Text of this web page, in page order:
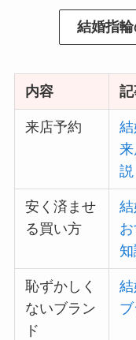
結婚指
内容
来店予約
説
安く済ませ
る買い方
恥ずかしく
ないブラン
ド